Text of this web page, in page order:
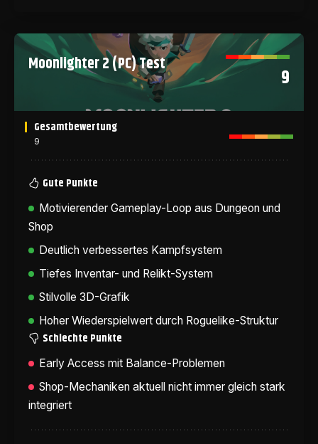
Moonlighter 2 (PC) Test 9
Gesamtbewertung
9
Gute Punkte
Motivierender Gameplay-Loop aus Dungeon und
Shop
Deutlich verbessertes Kampfsystem
Tiefes Inventar- und Relikt-System
Stilvolle 3D-Grafik
Hoher Wiederspielwert durch Roguelike-Struktur
Schlechte Punkte
Early Access mit Balance-Problemen
Shop-Mechaniken aktuell nicht immer gleich stark
integriert